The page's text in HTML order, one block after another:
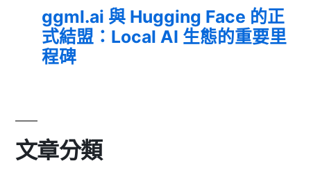
ggml.ai 與 Hugging Face 的正
式結盟：Local AI 生態的重要里
程碑
文章分類